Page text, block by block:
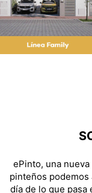
ePinto, una
pinteños
día de lo que pasa